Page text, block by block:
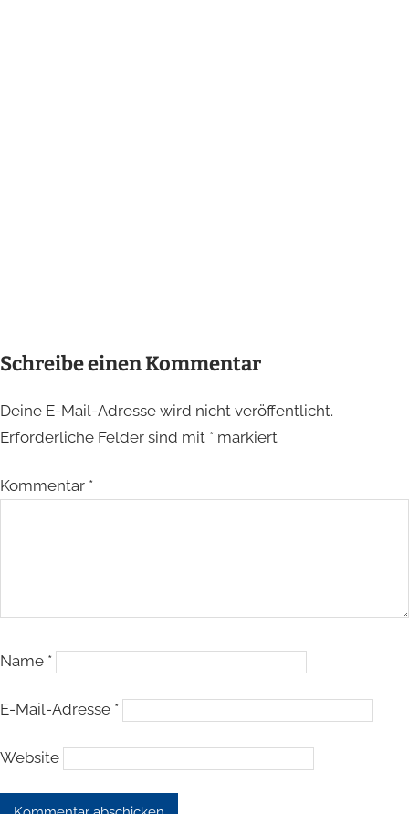
Schreibe einen Kommentar
Deine E-Mail-Adresse wird nicht veröffentlicht.
Erforderliche Felder sind mit * markiert
Kommentar *
Name *
E-Mail-Adresse *
Website